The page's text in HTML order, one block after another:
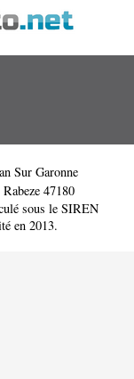
Sur Garonne
47180
sous le SIREN
en 2013.